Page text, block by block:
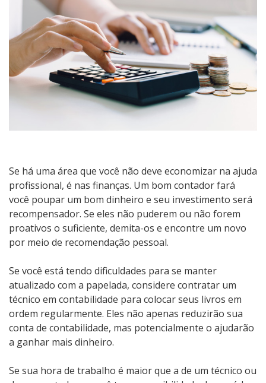
Se há uma área que você não deve economizar na ajuda
profissional, é nas finanças. Um bom contador fará
você poupar um bom dinheiro e seu investimento será
recompensador. Se eles não puderem ou não forem
proativos o suficiente, demita-os e encontre um novo
por meio de recomendação pessoal.
Se você está tendo dificuldades para se manter
atualizado com a papelada, considere contratar um
técnico em contabilidade para colocar seus livros em
ordem regularmente. Eles não apenas reduzirão sua
conta de contabilidade, mas potencialmente o ajudarão
a ganhar mais dinheiro.
Se sua hora de trabalho é maior que a de um técnico ou